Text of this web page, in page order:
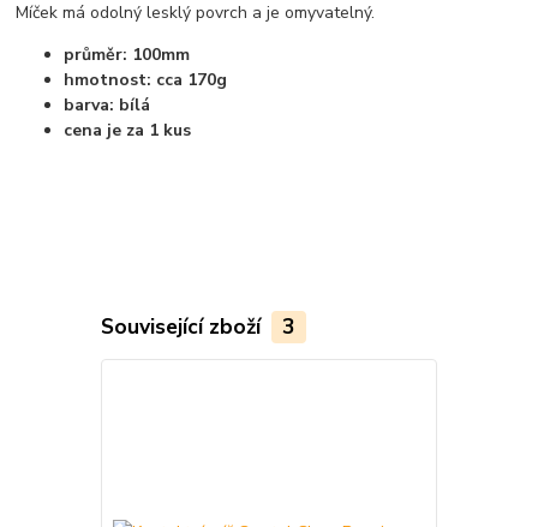
Míček má odolný lesklý povrch a je omyvatelný.
průměr: 100mm
hmotnost: cca 170g
barva: bílá
cena je za 1 kus
Související zboží 3